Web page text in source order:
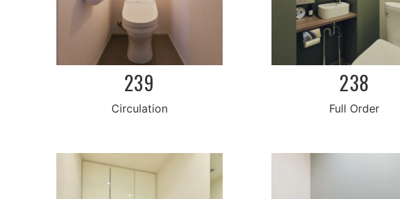
239
Circulation
238
Full Order